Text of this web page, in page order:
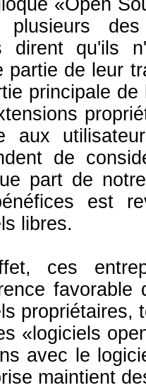
«Open
plusieurs des
dirent qu'ils
partie de leur
principale
aux
de
part de
est
libres.
ces
propriétaires,
«logiciels
avec le
maintient